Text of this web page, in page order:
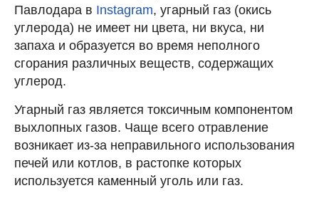
Павлодара в Instagram, угарный газ (окись
углерода) не имеет ни цвета, ни вкуса, ни
запаха и образуется во время неполного
сгорания различных веществ, содержащих
углерод.
Угарный газ является токсичным компонентом
выхлопных газов. Чаще всего отравление
возникает из-за неправильного использования
печей или котлов, в растопке которых
используется каменный уголь или газ.